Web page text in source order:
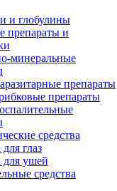
и глобулины
препараты и
минеральные
препараты
препараты
средства
глаз
для ушей
средства